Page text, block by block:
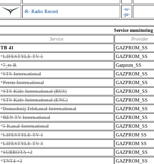
-R- Radio Record
-w-
-pr-
Service monitoring
Service
Provider
TB 41
GAZPROM_SS
*LIFESTYLE TV 5 GAZPROM_SS
*7_tv-R Gazprom_SS
*STS International GAZPROM_SS
*Peretz International GAZPROM_SS
*STS Kids International (RUS) GAZPROM_SS
*STS Kids International (ENG) GAZPROM_SS
*Domashnij Telekanal International GAZPROM_SS
*REN TV International GAZPROM_SS
*5 Kanal International GAZPROM_SS
*LIFESTYLE TV 1 GAZPROM SS
*LIFESTYLE TV 3 GAZPROM SS
*SUBBOTA +2 GAZPROM_SS
*TNT4 +2 GAZPROM_SS